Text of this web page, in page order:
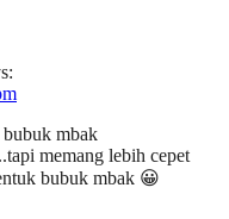
bubuk mbak
memang lebih cepet
bubuk mbak 😀